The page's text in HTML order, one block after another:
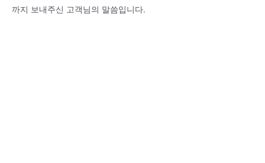
까지 보내주신 고객님의 말씀입니다.